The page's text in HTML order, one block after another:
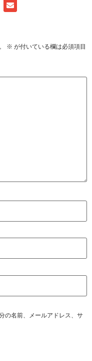
※ が付いている欄は必須項目
の名前、メールアドレス、サ